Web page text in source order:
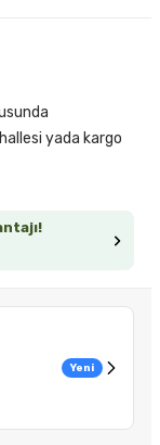
Yeni
yada kargo